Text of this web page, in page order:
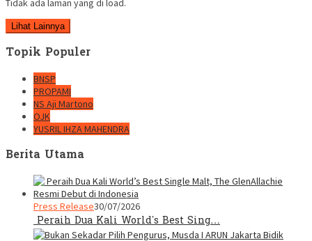
Lihat Lainnya
Topik Populer
BNSP
PROPAMI
NS Aji Martono
OJK
YUSRIL IHZA MAHENDRA
Berita Utama
Press Release30/07/2026
Peraih Dua Kali World’s Best Sing…